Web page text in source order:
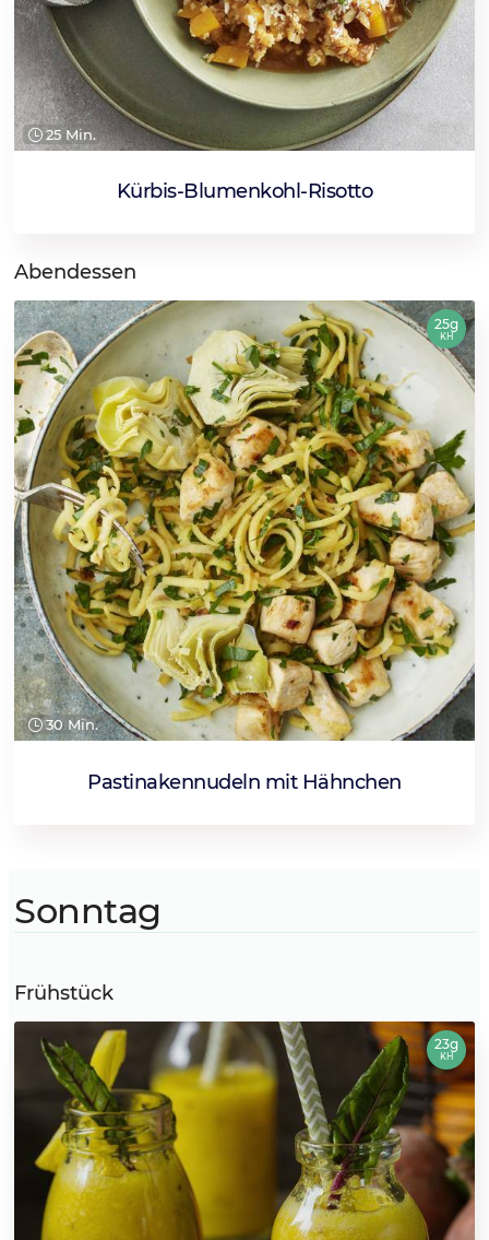
25 Min.
Kürbis-Blumenkohl-Risotto
Abendessen
30 Min.
Pastinakennudeln mit Hähnchen
25g
KH
Sonntag
Frühstück
23g
KH